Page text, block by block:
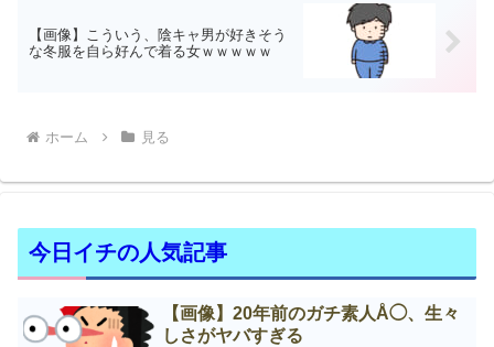
【画像】こういう、陰キャ男が好きそう
な冬服を自ら好んで着る女ｗｗｗｗｗ
ホーム 見る
今日イチの人気記事
【画像】20年前のガチ素人Å◯、生々
しさがヤバすぎる